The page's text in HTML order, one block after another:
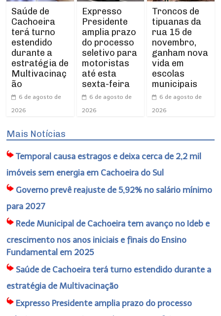
Saúde de
Cachoeira
terá turno
estendido
durante a
estratégia de
Multivacinaç
ão
6 de agosto de
2026
Expresso
Presidente
amplia prazo
do processo
seletivo para
motoristas
até esta
sexta-feira
6 de agosto de
2026
Troncos de
tipuanas da
rua 15 de
novembro,
ganham nova
vida em
escolas
municipais
6 de agosto de
2026
Mais Notícias
Temporal causa estragos e deixa cerca de 2,2 mil
imóveis sem energia em Cachoeira do Sul
Governo prevê reajuste de 5,92% no salário mínimo
para 2027
Rede Municipal de Cachoeira tem avanço no Ideb e
crescimento nos anos iniciais e finais do Ensino
Fundamental em 2025
Saúde de Cachoeira terá turno estendido durante a
estratégia de Multivacinação
Expresso Presidente amplia prazo do processo